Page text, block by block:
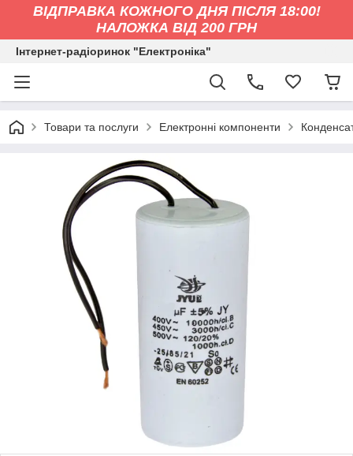
ВІДПРАВКА КОЖНОГО ДНЯ ПІСЛЯ 18:00!
НАЛОЖКА ВІД 200 ГРН
Інтернет-радіоринок "Електроніка"
Товари та послуги Електронні компоненти